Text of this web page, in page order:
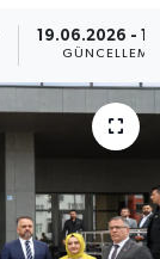
19.06.2026 -
GÜNCELLEME